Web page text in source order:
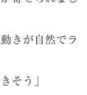
きが自然でラ
そう」